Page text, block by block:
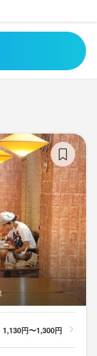
1,130円〜1,300円